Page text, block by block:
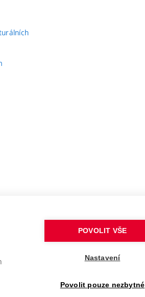
POVOLIT VŠE
Nastavení
Povolit pouze nezbytné